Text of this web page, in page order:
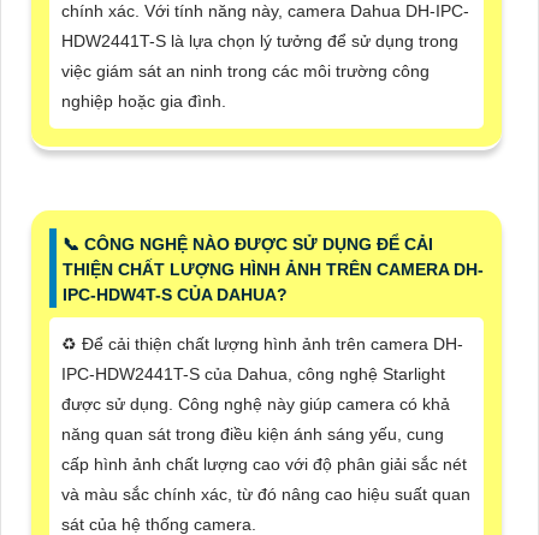
chính xác. Với tính năng này, camera Dahua DH-IPC-
HDW2441T-S là lựa chọn lý tưởng để sử dụng trong
việc giám sát an ninh trong các môi trường công
nghiệp hoặc gia đình.
📞 CÔNG NGHỆ NÀO ĐƯỢC SỬ DỤNG ĐỂ CẢI
THIỆN CHẤT LƯỢNG HÌNH ẢNH TRÊN CAMERA DH-
IPC-HDW4T-S CỦA DAHUA?
♻️ Để cải thiện chất lượng hình ảnh trên camera DH-
IPC-HDW2441T-S của Dahua, công nghệ Starlight
được sử dụng. Công nghệ này giúp camera có khả
năng quan sát trong điều kiện ánh sáng yếu, cung
cấp hình ảnh chất lượng cao với độ phân giải sắc nét
và màu sắc chính xác, từ đó nâng cao hiệu suất quan
sát của hệ thống camera.